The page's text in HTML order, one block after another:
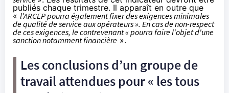
publiés chaque trimestre. Il apparaît en outre que
« l’ARCEP pourra également fixer des exigences minimales
de qualité de service aux opérateurs ». En cas de non-respect
de ces exigences, le contrevenant « pourra faire l'objet d'une
sanction notamment financière ».
Les conclusions d’un groupe de
travail attendues pour « les tous